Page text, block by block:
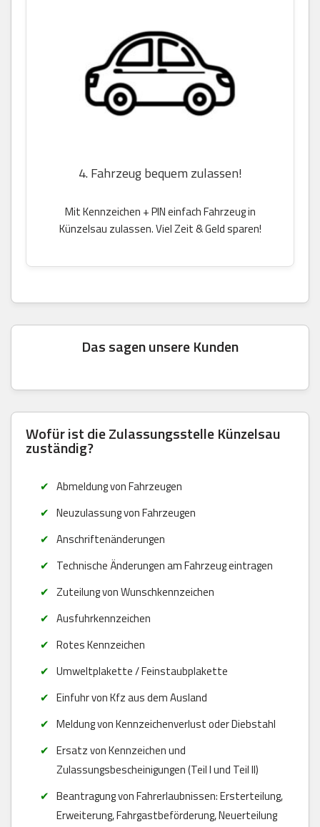
4. Fahrzeug bequem zulassen!
Mit Kennzeichen + PIN einfach Fahrzeug in
Künzelsau zulassen. Viel Zeit & Geld sparen!
Das sagen unsere Kunden
Wofür ist die Zulassungsstelle Künzelsau
zuständig?
Abmeldung von Fahrzeugen
Neuzulassung von Fahrzeugen
Anschriftenänderungen
Technische Änderungen am Fahrzeug eintragen
Zuteilung von Wunschkennzeichen
Ausfuhrkennzeichen
Rotes Kennzeichen
Umweltplakette / Feinstaubplakette
Einfuhr von Kfz aus dem Ausland
Meldung von Kennzeichenverlust oder Diebstahl
Ersatz von Kennzeichen und
Zulassungsbescheinigungen (Teil I und Teil II)
Beantragung von Fahrerlaubnissen: Ersterteilung,
Erweiterung, Fahrgastbeförderung, Neuerteilung